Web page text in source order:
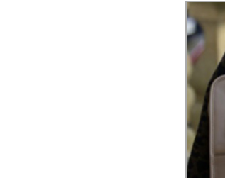
バイマの疑問に現役パーソナルショッパーが答
バイマ活動の疑問に売れっ子現役バイヤーが